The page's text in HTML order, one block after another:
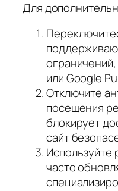
Для
или Google
Отключите
посещения
блокирует
сайт
Используйте
часто